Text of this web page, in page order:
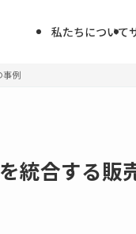
私たちについて
事例
統合する販